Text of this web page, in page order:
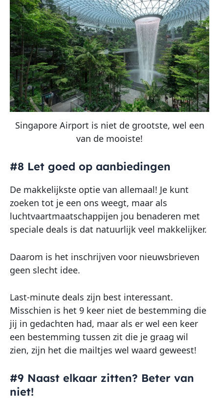
Singapore Airport is niet de grootste, wel een
van de mooiste!
#8 Let goed op aanbiedingen
De makkelijkste optie van allemaal! Je kunt
zoeken tot je een ons weegt, maar als
luchtvaartmaatschappijen jou benaderen met
speciale deals is dat natuurlijk veel makkelijker.
Daarom is het inschrijven voor nieuwsbrieven
geen slecht idee.
Last-minute deals zijn best interessant.
Misschien is het 9 keer niet de bestemming die
jij in gedachten had, maar als er wel een keer
een bestemming tussen zit die je graag wil
zien, zijn het die mailtjes wel waard geweest!
#9 Naast elkaar zitten? Beter van
niet!